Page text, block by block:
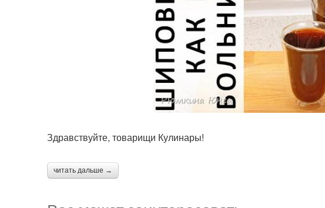
Здравствуйте, товарищи Кулинары!
читать дальше →